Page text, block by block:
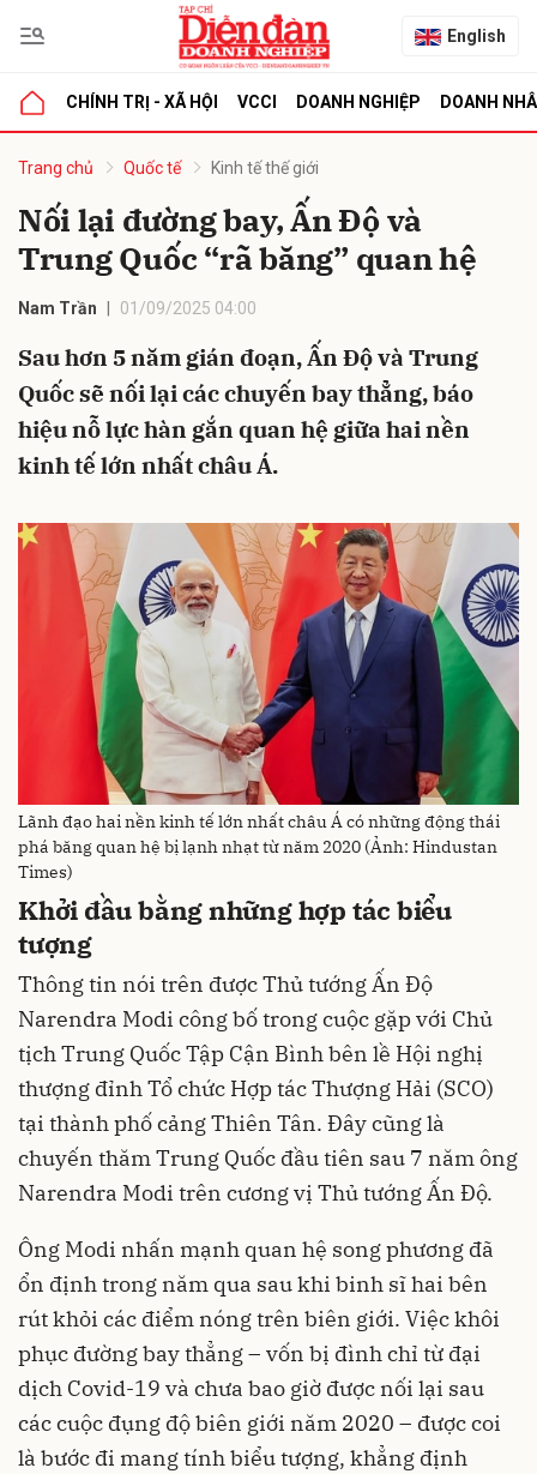
English
CHÍNH TRỊ - XÃ HỘI VCCI DOANH NGHIỆP DOANH
Trang chủ Quốc tế Kinh tế thế giới
Nối lại đường bay, Ấn Độ và
Trung Quốc “rã băng” quan hệ
Nam Trần 01/09/2025 04:00
Sau hơn 5 năm gián đoạn, Ấn Độ và Trung
Quốc sẽ nối lại các chuyến bay thẳng, báo
hiệu nỗ lực hàn gắn quan hệ giữa hai nền
kinh tế lớn nhất châu Á.
Lãnh đạo hai nền kinh tế lớn nhất châu Á có những động thái
phá băng quan hệ bị lạnh nhạt từ năm 2020 (Ảnh: Hindustan
Times)
Khởi đầu bằng những hợp tác biểu
tượng
Thông tin nói trên được Thủ tướng Ấn Độ
Narendra Modi công bố trong cuộc gặp với Chủ
tịch Trung Quốc Tập Cận Bình bên lề Hội nghị
thượng đỉnh Tổ chức Hợp tác Thượng Hải (SCO)
tại thành phố cảng Thiên Tân. Đây cũng là
chuyến thăm Trung Quốc đầu tiên sau 7 năm ông
Narendra Modi trên cương vị Thủ tướng Ấn Độ.
Ông Modi nhấn mạnh quan hệ song phương đã
ổn định trong năm qua sau khi binh sĩ hai bên
rút khỏi các điểm nóng trên biên giới. Việc khôi
phục đường bay thẳng – vốn bị đình chỉ từ đại
dịch Covid-19 và chưa bao giờ được nối lại sau
các cuộc đụng độ biên giới năm 2020 – được coi
là bước đi mang tính biểu tượng, khẳng định
luận
Hủy